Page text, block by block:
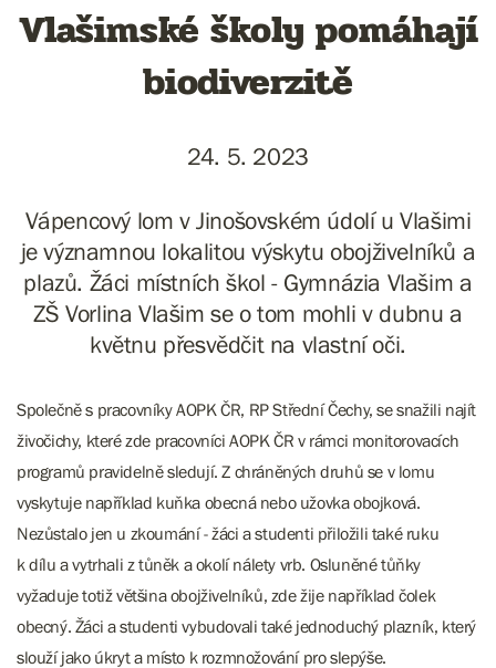
Vlašimské školy pomáhají
biodiverzitě
24. 5. 2023
Vápencový lom v Jinošovském údolí u Vlašimi
je významnou lokalitou výskytu obojživelníků a
plazů. Žáci místních škol - Gymnázia Vlašim a
ZŠ Vorlina Vlašim se o tom mohli v dubnu a
květnu přesvědčit na vlastní oči.
Společně s pracovníky AOPK ČR, RP Střední Čechy, se snažili najít
živočichy, které zde pracovníci AOPK ČR v rámci monitorovacích
programů pravidelně sledují. Z chráněných druhů se v lomu
vyskytuje například kuňka obecná nebo užovka obojková.
Nezůstalo jen u zkoumání - žáci a studenti přiložili také ruku
k dílu a vytrhali z tůněk a okolí nálety vrb. Osluněné tůňky
vyžaduje totiž většina obojživelníků, zde žije například čolek
obecný. Žáci a studenti vybudovali také jednoduchý plazník, který
slouží jako úkryt a místo k rozmnožování pro slepýše.